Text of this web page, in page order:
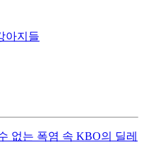
아지들
없는 폭염 속 KBO의 딜레